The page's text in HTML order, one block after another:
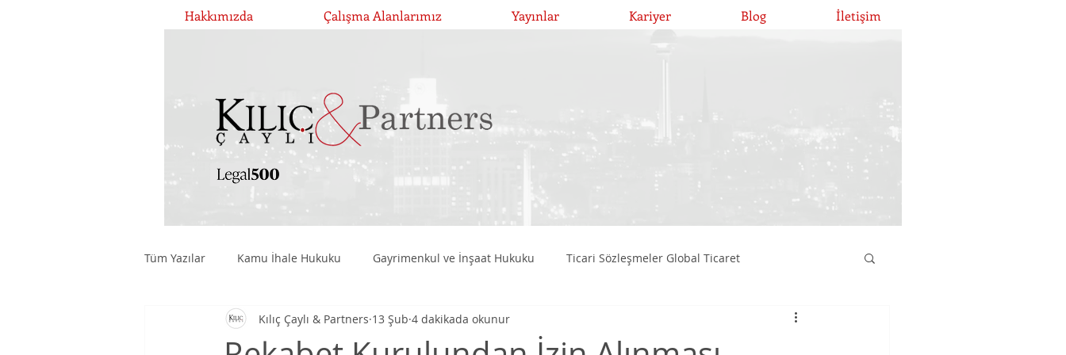
Hakkımızda Çalışma Alanlarımız Yayınlar Kariyer Blog İletişim
Tüm Yazılar Kamu İhale Hukuku Gayrimenkul ve İnşaat Hukuku Ticari Sözleşmeler Global Ticaret
Şirketler Hukuku ve Yönetişim Birleşme, Devralma ve Bölünmeler
Kılıç Çaylı & Partners 13 Şub 4 dakikada okunur